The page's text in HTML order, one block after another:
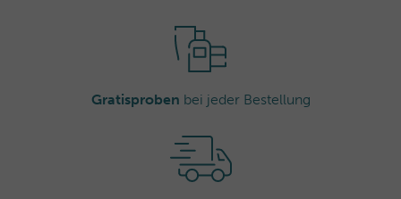
Gratisproben bei jeder Bestellung